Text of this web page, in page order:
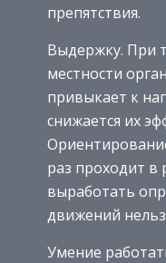
препятствия.
Выдержку. При
местности
привыкает к
снижается их
раз проходит в
выработать
движений
Умение